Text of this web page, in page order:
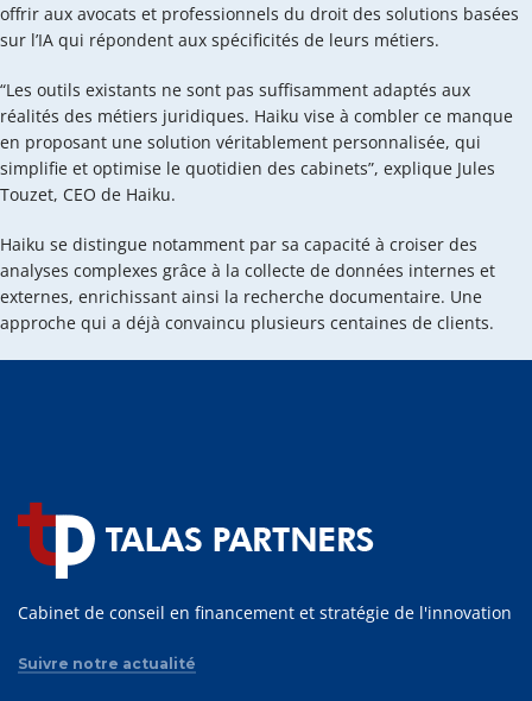
offrir aux avocats et professionnels du droit des solutions basées
sur l’IA qui répondent aux spécificités de leurs métiers.
“Les outils existants ne sont pas suffisamment adaptés aux
réalités des métiers juridiques. Haiku vise à combler ce manque
en proposant une solution véritablement personnalisée, qui
simplifie et optimise le quotidien des cabinets”, explique Jules
Touzet, CEO de Haiku.
Haiku se distingue notamment par sa capacité à croiser des
analyses complexes grâce à la collecte de données internes et
externes, enrichissant ainsi la recherche documentaire. Une
approche qui a déjà convaincu plusieurs centaines de clients.
Cabinet de conseil en financement et stratégie de l'innovation
Suivre notre actualité